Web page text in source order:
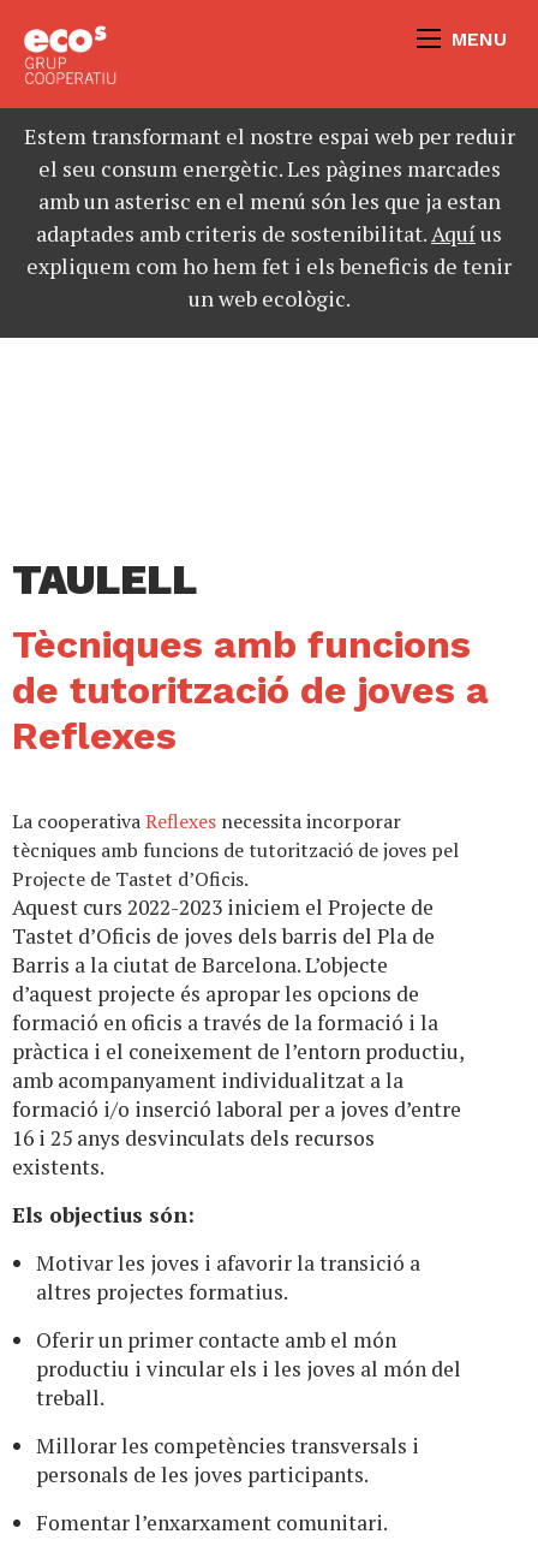
MENU
Estem transformant el nostre espai web per reduir
el seu consum energètic. Les pàgines marcades
amb un asterisc en el menú són les que ja estan
adaptades amb criteris de sostenibilitat.Aquíus
expliquem com ho hem fet i els beneficis de tenir
un web ecològic.
TAULELL
Tècniques amb funcions
de tutorització de joves a
Reflexes
La cooperativaReflexes necessita incorporar
tècniques amb funcions de tutorització de joves pel
Projecte de Tastet d’Oficis.
Aquest curs 2022-2023 iniciem el Projecte de
Tastet d’Oficis de joves dels barris del Pla de
Barris a la ciutat de Barcelona. L’objecte
d’aquest projecte és apropar les opcions de
formació en oficis a través de la formació i la
pràctica i el coneixement de l’entorn productiu,
amb acompanyament individualitzat a la
formació i/o inserció laboral per a joves d’entre
16 i 25 anys desvinculats dels recursos
existents.
Els objectius són:
Motivar les joves i afavorir la transició a
altres projectes formatius.
Oferir un primer contacte amb el món
productiu i vincular els i les joves al món del
treball.
Millorar les competències transversals i
personals de les joves participants.
Fomentar l’enxarxament comunitari.